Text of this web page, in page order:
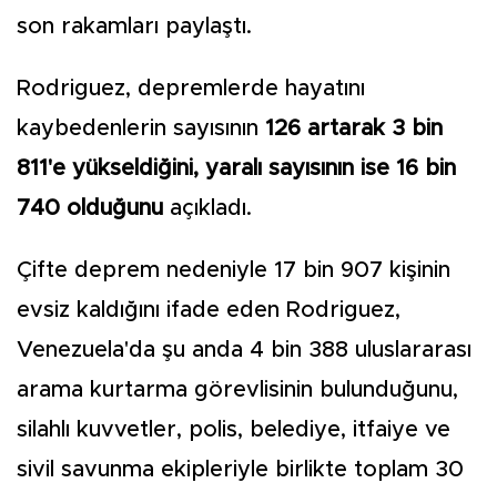
son rakamları paylaştı.
Rodriguez, depremlerde hayatını
kaybedenlerin sayısının 126 artarak 3 bin
811'e yükseldiğini, yaralı sayısının ise 16 bin
740 olduğunu açıkladı.
Çifte deprem nedeniyle 17 bin 907 kişinin
evsiz kaldığını ifade eden Rodriguez,
Venezuela'da şu anda 4 bin 388 uluslararası
arama kurtarma görevlisinin bulunduğunu,
silahlı kuvvetler, polis, belediye, itfaiye ve
sivil savunma ekipleriyle birlikte toplam 30